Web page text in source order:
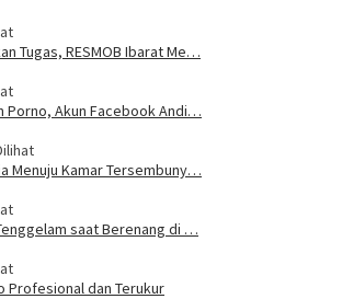
Tugas, RESMOB Ibarat Me…
Porno, Akun Facebook Andi…
Menuju Kamar Tersembuny…
saat Berenang di …
Profesional dan Terukur